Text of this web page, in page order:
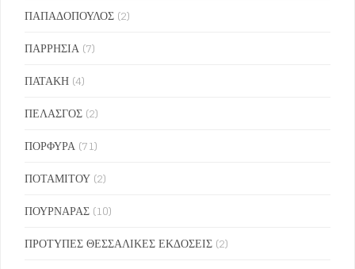
ΠΑΠΑΔΟΠΟΥΛΟΣ (2)
ΠΑΡΡΗΣΙΑ (7)
ΠΑΤΑΚΗ (4)
ΠΕΛΑΣΓΟΣ (2)
ΠΟΡΦΥΡΑ (71)
ΠΟΤΑΜΙΤΟΥ (2)
ΠΟΥΡΝΑΡΑΣ (10)
ΠΡΟΤΥΠΕΣ ΘΕΣΣΑΛΙΚΕΣ ΕΚΔΟΣΕΙΣ (2)